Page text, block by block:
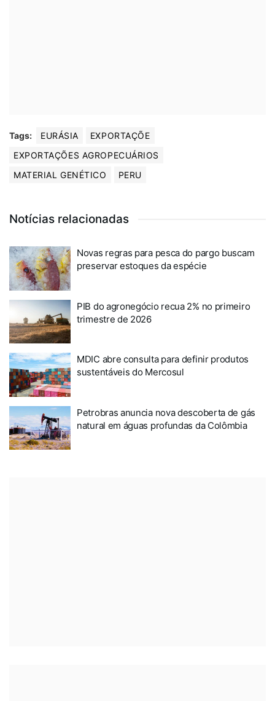
Tags: EURÁSIA
EXPORTAÇÕE
EXPORTAÇÕES AGROPECUÁRIOS
MATERIAL GENÉTICO
PERU
Notícias relacionadas
Novas regras para pesca do pargo buscam
preservar estoques da espécie
PIB do agronegócio recua 2% no primeiro
trimestre de 2026
MDIC abre consulta para definir produtos
sustentáveis do Mercosul
Petrobras anuncia nova descoberta de gás
natural em águas profundas da Colômbia